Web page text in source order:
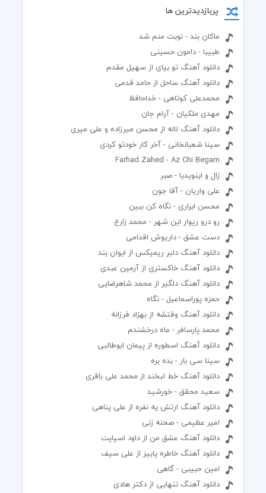
پربازدیدترین ها
ماکان بند - نوبت منم شد
طبیبا - دامون حسینی
دانلود آهنگ تو بیای از سهیل مقدم
دانلود آهنگ ساحل از حامد قدمی
محمدعلی کوتاهی - خداحافظ
مهدی ملکیان - آرام جان
دانلود آهنگ لاله از محسن میرزاده و علی میری
سینا شعبانخانی - آخر کار خودتو کردی
Farhad Zahed - Az Chi Begam
زال و اینویدیا - صبر
علی واریان - آقا جون
محسن ابراری - نگاه کن ببین
رو درو ریوار این شهر - محمد زارع
دست عشق - داریوش اقدامی
دانلود آهنگ دلبر ریمیکس از ایوان بند
دانلود آهنگ خاکستری از آرمین عبدی
دانلود آهنگ دلگیر از محمد شاهرضایی
حمزه پوراسماعیل - نگاه
دانلود آهنگ وقتشه از بهزاد فرزانه
محمد پارسافر - ماه درخشندم
دانلود آهنگ اسطوره از پیمان ابوطالبی
سینا سی بار - بده بره
دانلود آهنگ خط لبخند از محمد علی باقری
سعید محقق - خورشید
دانلود آهنگ ارتش یه نفره از علی پناهی
امیر عظیمی - صحنه زنی
دانلود آهنگ عشق من از داود اسپایت
دانلود آهنگ خاطره پاییز از علی سیف
امین حبیبی - گاهی
دانلود آهنگ تنهایی از دکتر هادی